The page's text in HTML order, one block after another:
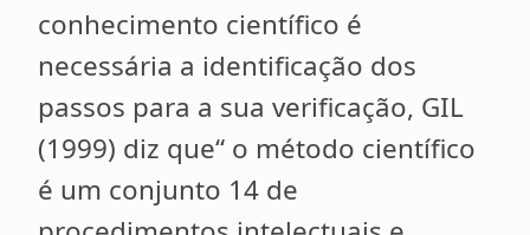
conhecimento científico é
necessária a identificação dos
passos para a sua verificação, GIL
(1999) diz que“ o método científico
é um conjunto 14 de